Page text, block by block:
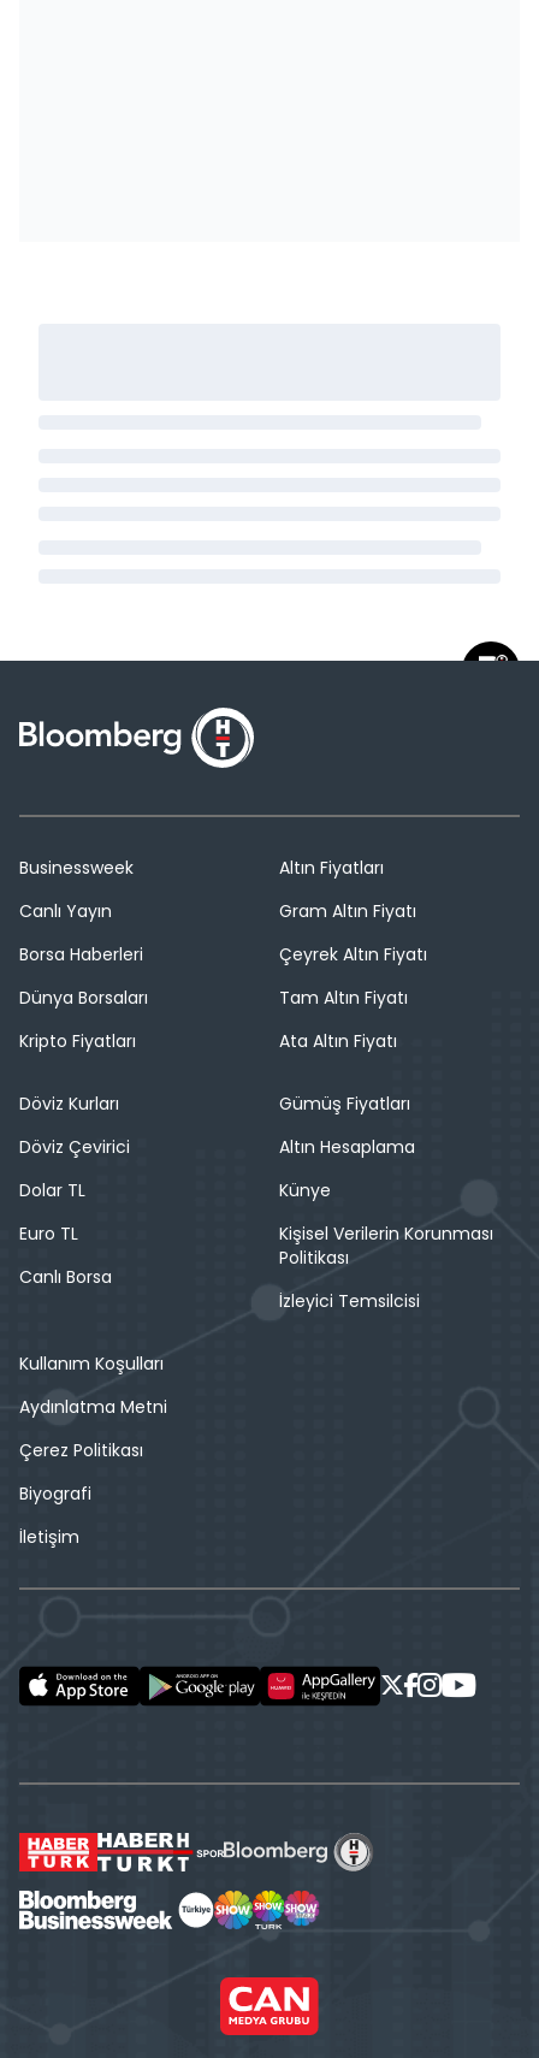
Businessweek
Canlı Yayın
Borsa Haberleri
Dünya Borsaları
Kripto Fiyatları
Altın Fiyatları
Gram Altın Fiyatı
Çeyrek Altın Fiyatı
Tam Altın Fiyatı
Ata Altın Fiyatı
Döviz Kurları
Döviz Çevirici
Dolar TL
Euro TL
Canlı Borsa
Gümüş Fiyatları
Altın Hesaplama
Künye
Kişisel Verilerin Korunması
Politikası
İzleyici Temsilcisi
Kullanım Koşulları
Aydınlatma Metni
Çerez Politikası
Biyografi
İletişim